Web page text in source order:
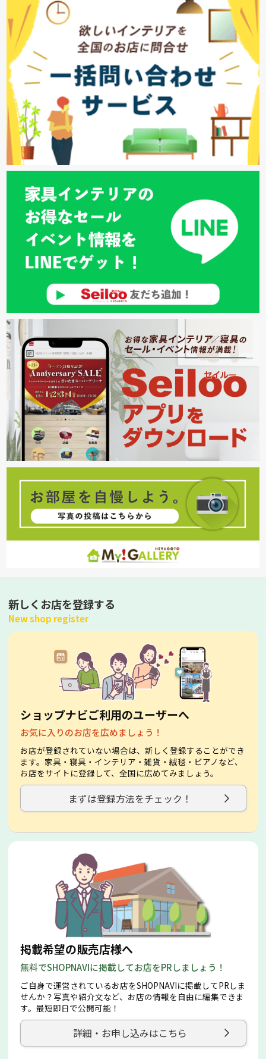
新しくお店を登録する
New shop register
ショップナビご利用のユーザーへ
お気に入りのお店を広めましょう！
お店が登録されていない場合は、新しく登録することができ
ます。家具・寝具・インテリア・雑貨・絨毯・ビアノなど、
お店をサイトに登録して、全国に広めてみましょう。
まずは登録方法をチェック！
掲載希望の販売店様へ
無料でSHOPNAVIに掲載してお店をPRしましょう！
ご自身で運営されているお店をSHOPNAVIに掲載してPRしま
せんか？写真や紹介文など、お店の情報を自由に編集できま
す。最短即日で公開可能！
詳細・お申し込みはこちら